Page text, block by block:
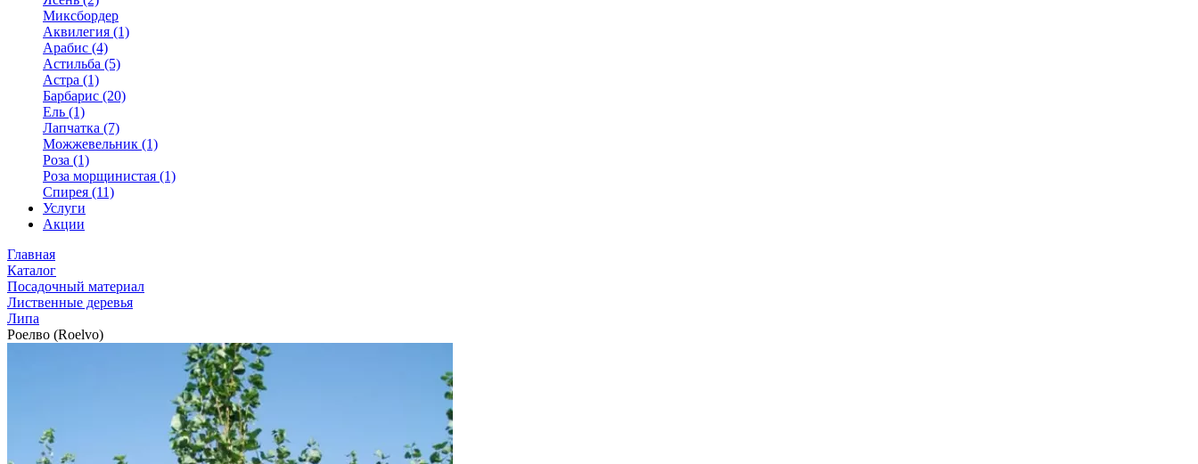
Миксбордер
Аквилегия (1)
Арабис (4)
Астильба (5)
Астра (1)
Барбарис (20)
Ель (1)
Лапчатка (7)
Можжевельник (1)
Роза (1)
Роза морщинистая (1)
Спирея (11)
Услуги
Акции
Главная
Каталог
Посадочный материал
Лиственные деревья
Липа
Роелво (Roelvo)